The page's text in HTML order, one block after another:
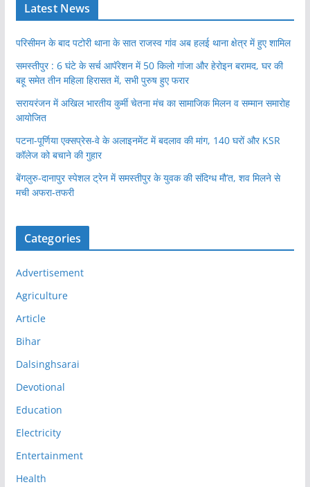
Latest News
परिसीमन के बाद पटोरी थाना के सात राजस्व गांव अब हलई थाना क्षेत्र में हुए शामिल
समस्तीपुर : 6 घंटे के सर्च आपॅरेशन में 50 किलो गांजा और हेरोइन बरामद, घर की
बहू समेत तीन महिला हिरासत में, सभी पुरुष हुए फरार
सरायरंजन में अखिल भारतीय कुर्मी चेतना मंच का सामाजिक मिलन व सम्मान समारोह
आयोजित
पटना-पूर्णिया एक्सप्रेस-वे के अलाइनमेंट में बदलाव की मांग, 140 घरों और KSR
कॉलेज को बचाने की गुहार
बेंगलुरु-दानापुर स्पेशल ट्रेन में समस्तीपुर के युवक की संदिग्ध मौ’त, शव मिलने से
मची अफरा-तफरी
Categories
Advertisement
Agriculture
Article
Bihar
Dalsinghsarai
Devotional
Education
Electricity
Entertainment
Health